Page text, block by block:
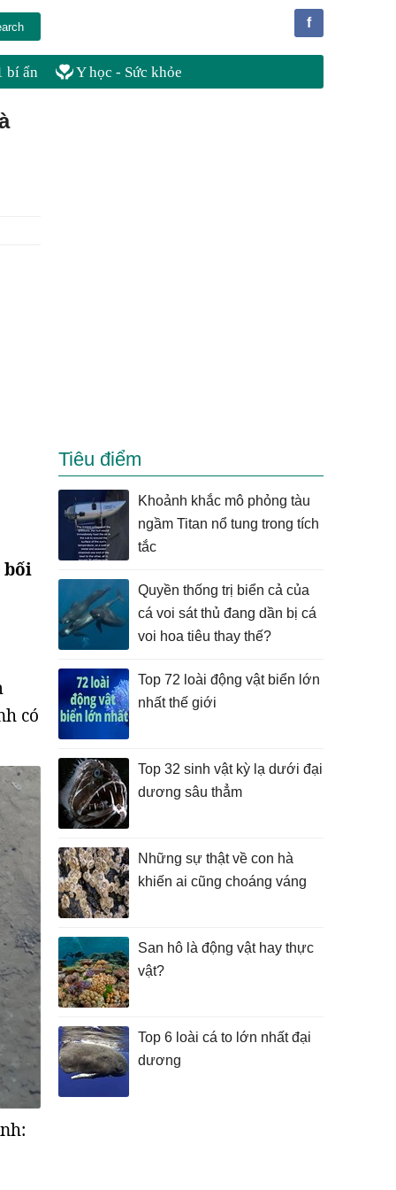
f
bí ẩn Y học - Sức khỏe
bối
có
Tiêu điểm
Khoảnh khắc mô phỏng tàu
ngầm Titan nổ tung trong tích
tắc
Quyền thống trị biển cả của
cá voi sát thủ đang dần bị cá
voi hoa tiêu thay thế?
Top 72 loài động vật biển lớn
nhất thế giới
Top 32 sinh vật kỳ lạ dưới đại
dương sâu thẳm
Những sự thật về con hà
khiến ai cũng choáng váng
San hô là động vật hay thực
vật?
Top 6 loài cá to lớn nhất đại
dương